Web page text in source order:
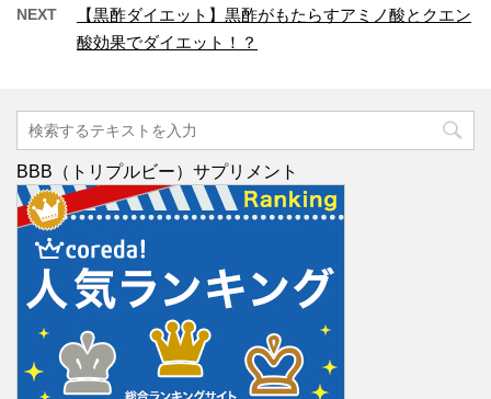
NEXT
【黒酢ダイエット】黒酢がもたらすアミノ酸とクエン
酸効果でダイエット！？
BBB（トリプルビー）サプリメント